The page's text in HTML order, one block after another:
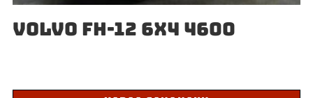
VOLVO FH-12 6X4 4600